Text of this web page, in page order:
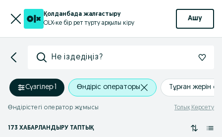
Қолданбада жалғастыру
OLX-ке бір рет түрту арқылы кіру
Ашу
Не іздедіңіз?
Сүзгілер·1 Өндіріс операторы Тұрған жерін
Өндірістегі оператор жұмысы Толық Көрсету
173 ХАБАРЛАНДЫРУ ТАПТЫҚ